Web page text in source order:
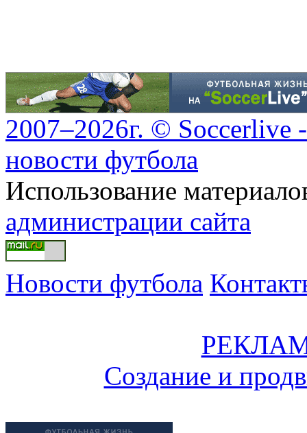
2007–2026г. ©
новости футбола
Использование
администрации сайта
Новости футбола
Создание и